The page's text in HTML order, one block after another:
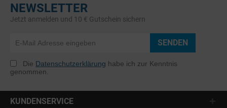
NEWSLETTER
Jetzt anmelden und 10 € Gutschein sichern
SENDEN
Die Datenschutzerklärung habe ich zur Kenntnis
genommen.
KUNDENSERVICE